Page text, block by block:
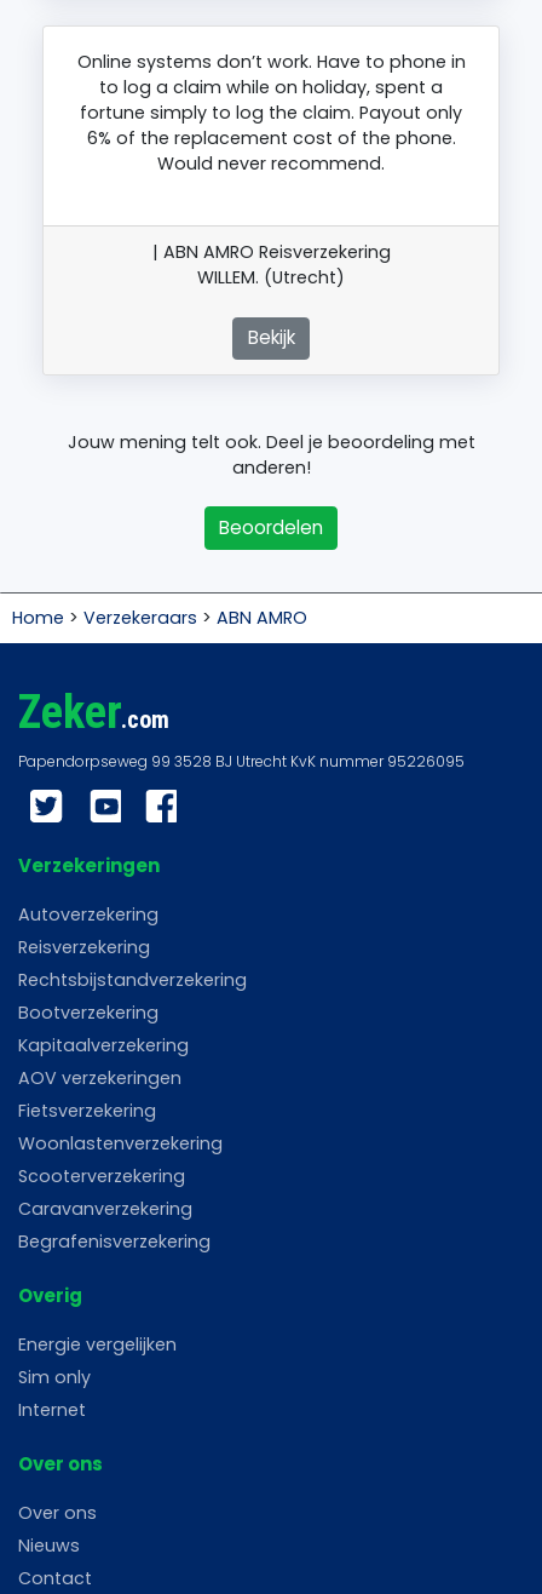
Online systems don’t work. Have to phone in
to log a claim while on holiday, spent a
fortune simply to log the claim. Payout only
6% of the replacement cost of the phone.
Would never recommend.
| ABN AMRO Reisverzekering
WILLEM. (Utrecht)
Bekijk
Jouw mening telt ook. Deel je beoordeling met
anderen!
Beoordelen
Home > Verzekeraars > ABN AMRO
Zeker.com
Twitter YouTube
Verzekeringen
Autoverzekering
Reisverzekering
Rechtsbijstandverzekering
Bootverzekering
Kapitaalverzekering
AOV verzekeringen
Fietsverzekering
Woonlastenverzekering
Scooterverzekering
Caravanverzekering
Begrafenisverzekering
Overig
Energie vergelijken
Sim only
Internet
Over ons
Over ons
Nieuws
Contact